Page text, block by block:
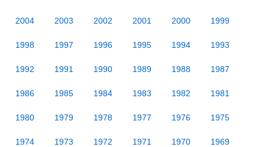
2004 2003 2002 2001 2000 1999
1998 1997 1996 1995 1994 1993
1992 1991 1990 1989 1988 1987
1986 1985 1984 1983 1982 1981
1980 1979 1978 1977 1976 1975
1974 1973 1972 1971 1970 1969